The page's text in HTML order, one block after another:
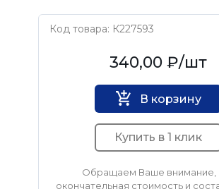
Код товара: К227593
Дело Техники340,00 ₽/шт
В корзину
Купить в 1 клик
Обращаем Ваше внимание,
окончательная стоимость и